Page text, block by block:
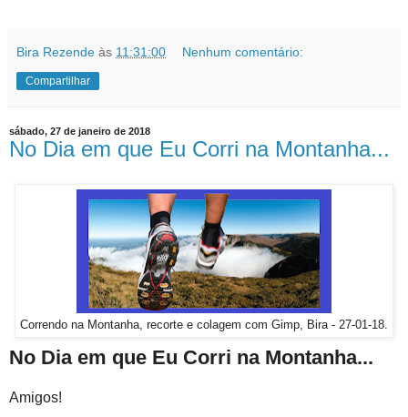
Bira Rezende às 11:31:00 Nenhum comentário:
Compartilhar
sábado, 27 de janeiro de 2018
No Dia em que Eu Corri na Montanha...
Correndo na Montanha, recorte e colagem com Gimp, Bira - 27-01-18.
No Dia em que Eu Corri na Montanha...
Amigos!